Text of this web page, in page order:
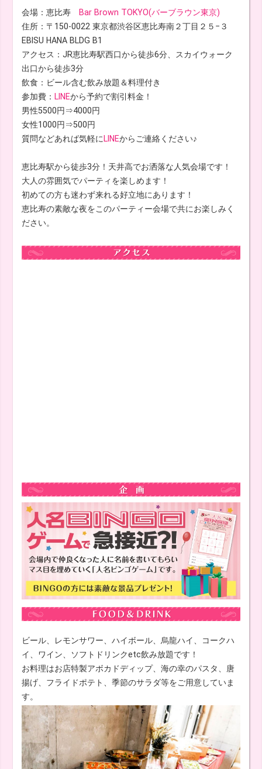
会場：恵比寿 Bar Brown TOKYO(バーブラウン東京)
住所：〒150-0022 東京都渋谷区恵比寿南２丁目２５−３
EBISU HANA BLDG B1
アクセス：JR恵比寿駅西口から徒歩6分、スカイウォーク
出口から徒歩3分
飲食：ビール含む飲み放題＆料理付き
参加費： LINEから予約で割引料金！
男性5500円⇒4000円
女性1000円⇒500円
質問などあれば気軽にLINEからご連絡ください♪
恵比寿駅から徒歩3分！天井高でお洒落な人気会場です！
大人の雰囲気でパーティを楽しめます！
初めての方も迷わず来れる好立地にあります！
恵比寿の素敵な夜をこのパーティー会場で共にお楽しみく
ださい。
ビール、レモンサワー、ハイボール、烏龍ハイ、コークハ
イ、ワイン、ソフトドリンクetc飲み放題です！
お料理はお店特製アボカドディップ、海の幸のパスタ、唐
揚げ、フライドポテト、季節のサラダ等をご用意していま
す。